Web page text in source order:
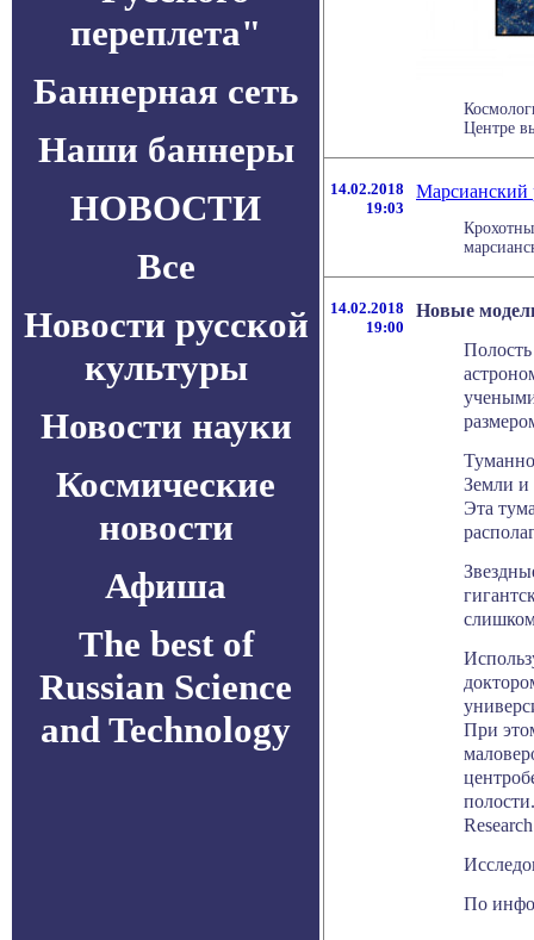
переплета"
Баннерная сеть
Наши баннеры
НОВОСТИ
Все
Новости русской
культуры
Новости науки
Космические
новости
Афиша
The best of
Russian Science
and Technology
Центре
14.02.2018
19:03
Марсианский
14.02.2018
19:00
Новые
Земли и
Эта
При
По